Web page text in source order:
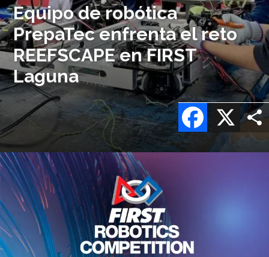
Equipo de robótica
PrepaTec enfrenta el reto
REEFSCAPE en FIRST
Laguna
X
Facebook
Imagen
o
logo